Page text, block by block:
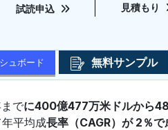
試読申込 見積もり
ュボード 無料サンプル
でに400億477万米ドルから
平均成長率（CAGR）が 2％で